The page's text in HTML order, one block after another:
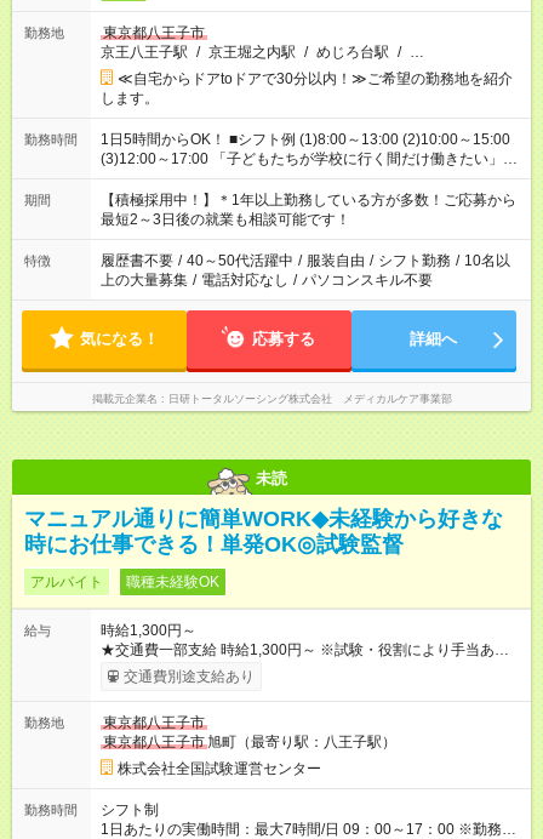
勤務地
東京都八王子市
京王八王子駅 / 京王堀之内駅 / めじろ台駅 / …
≪自宅からドアtoドアで30分以内！≫ご希望の勤務地を紹介
します。
勤務時間
1日5時間からOK！ ■シフト例 (1)8:00～13:00 (2)10:00～15:00
(3)12:00～17:00 「子どもたちが学校に行く間だけ働きたい」
「余裕を持って夕飯の準備がしたい」 「午前中は働いて、午後
はプライベートの時間にしたい」 など、ご希望を教えてくださ
いね。 ※Wワーク希望の方へ 今ご覧のお仕事で希望する勤務時
間と、もう1つのお仕事の勤務時間。 合計で週40時間を超える
場合は応募できません。
期間
【積極採用中！】＊1年以上勤務している方が多数！ご応募から
最短2～3日後の就業も相談可能です！
特徴 履歴書不要 / 40～50代活躍中 / 服装自由 / シフト勤務 / 10名以
上の大量募集 / 電話対応なし / パソコンスキル不要
気になる！ 応募する 詳細へ
掲載元企業名 日研トータルソーシング株式会社 メディカルケア事業部
未読
マニュアル通りに簡単WORK◆未経験から好きな
時にお仕事できる！単発OK◎試験監督
アルバイト 職種未経験OK
給与
時給1,300円～
★交通費一部支給 時給1,300円～ ※試験・役割により手当あり ※
勤務回数により昇給あり 【即給（前払い）オプションあり！】
希望される場合、勤務から1週間ほどで給与の一部を受け取れま
河合塾模擬試験 8:30～17:30（休憩1時間） 時給1,300円×8時間
＝日収10,400円＋交通費 ※当日の役割により時給＋100円の場
合あり ・国家試験 7:00～13:30（休憩なし） 時給1,300円（役
割手当＋100円）×6時間＝日収8,400円＋交通費 【試用期間】試
用期間なし
交通費別途支給あり
勤務地
東京都八王子市
東京都八王子市旭町（最寄り駅：八王子駅）
株式会社全国試験運営センター
勤務時間
シフト制
1日あたりの実働時間：最大7時間/日 09：00～17：00 ※勤務時